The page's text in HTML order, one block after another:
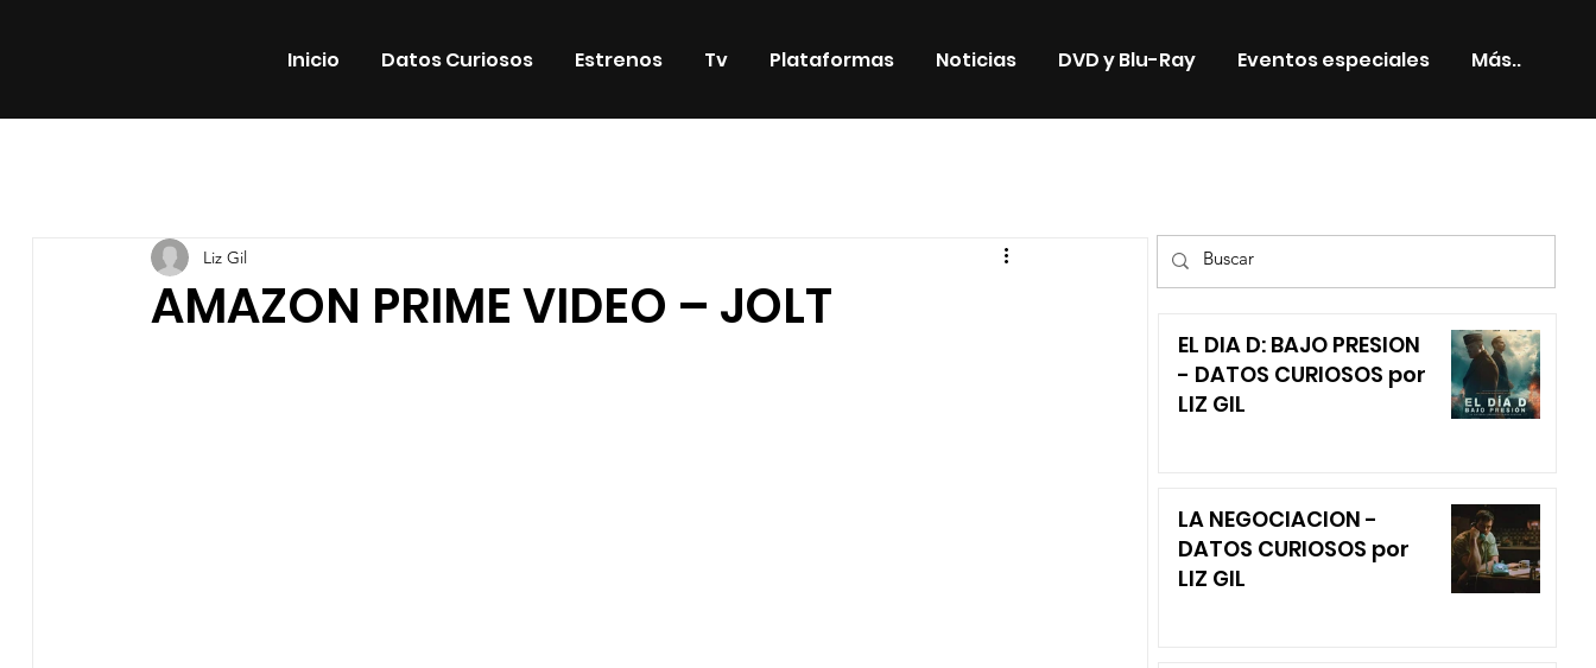
Inicio Datos Curiosos Estrenos Tv Plataformas Noticias DVD y Blu-Ray Eventos especiales Más..
Teatro
AMAZON PRIME VIDEO – JOLT
Liz Gil
EL DIA D: BAJO PRESION
- DATOS CURIOSOS por
LIZ GIL
LA NEGOCIACION -
DATOS CURIOSOS por
LIZ GIL